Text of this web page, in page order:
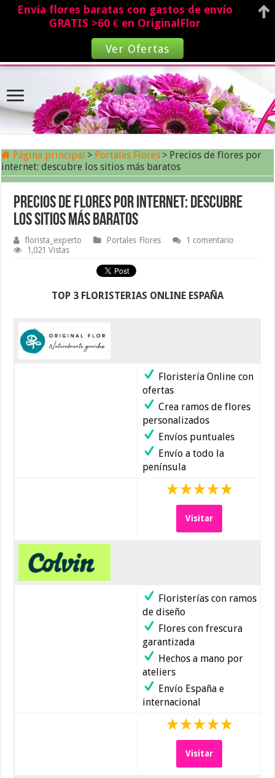
Página principal > Portales Flores > Precios de flores por
internet: descubre los sitios más baratos
Precios de flores por internet: descubre
los sitios más baratos
florista_experto Portales Flores
1 comentario
1,021 Vistas
TOP 3 FLORISTERIAS ONLINE ESPAÑA
Floristería Online con
ofertas
Crea ramos de flores
personalizados
Envíos puntuales
Envío a todo la
península
Visitar
Floristerías con ramos
de diseño
Flores con frescura
garantizada
Hechos a mano por
ateliers
Envío España e
internacional
Visitar
Envía flores baratas con gastos de envío
GRATIS >60 € en OriginalFlor
Ver Ofertas